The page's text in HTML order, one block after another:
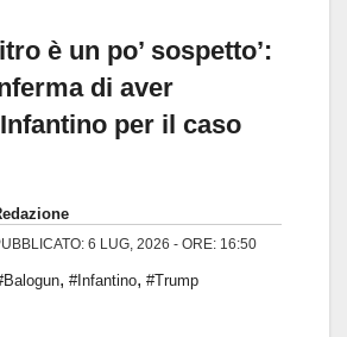
è un po’ sospetto’:
di aver
per il caso
6 LUG, 2026 - ORE: 16:50
, #Infantino, #Trump